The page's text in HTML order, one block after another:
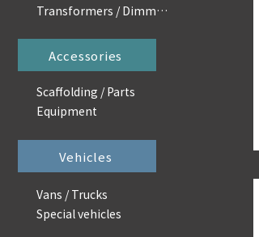
Transformers / Dimmers
Accessories
Scaffolding / Parts
Equipment
Vehicles
Vans / Trucks
Special vehicles